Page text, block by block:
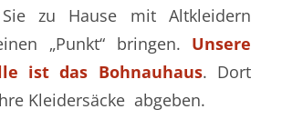
zu Hause mit Altkleidern
„Punkt“ bringen. Unsere
ist das Bohnauhaus. Dort
Kleidersäcke abgeben.